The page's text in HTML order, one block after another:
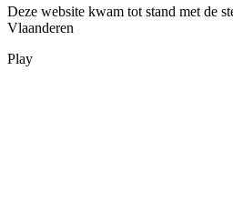
Deze website kwam tot stand met de
Vlaanderen
Play